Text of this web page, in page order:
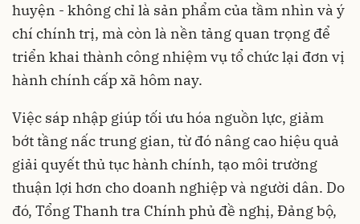
huyện - không chỉ là sản phẩm của tầm nhìn và ý
chí chính trị, mà còn là nền tảng quan trọng để
triển khai thành công nhiệm vụ tổ chức lại đơn vị
hành chính cấp xã hôm nay.
Việc sáp nhập giúp tối ưu hóa nguồn lực, giảm
bớt tầng nấc trung gian, từ đó nâng cao hiệu quả
giải quyết thủ tục hành chính, tạo môi trường
thuận lợi hơn cho doanh nghiệp và người dân. Do
đó, Tổng Thanh tra Chính phủ đề nghị, Đảng bộ,